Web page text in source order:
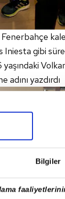
Bilgiler
gibi
yazdırdı